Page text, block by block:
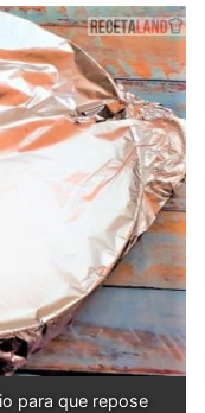
para que repose